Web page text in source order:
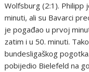
Wolfsburg (2:1).
minuti, ali su Bavarci
je pogađao u prvoj
zatim i u 50. minuti.
bundesligaškog
pobijedio Bielefeld na